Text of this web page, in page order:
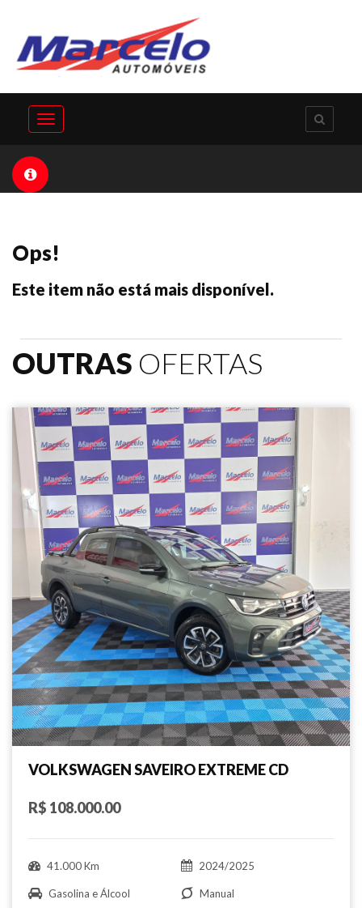
Toggle
navigation
Ops!
Este item não está mais disponível.
OUTRAS OFERTAS
VOLKSWAGEN SAVEIRO EXTREME CD
R$ 108.000.00
41.000 Km 2024/2025
Gasolina e Álcool Manual